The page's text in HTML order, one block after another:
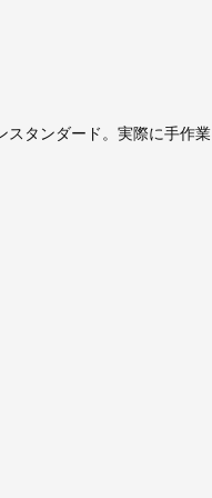
スタンダード。実際に手作業